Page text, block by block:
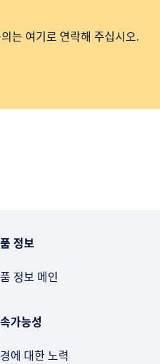
는 여기로 연락해 주십시오.
정보
정보 메인
가능성
에 대한 노력